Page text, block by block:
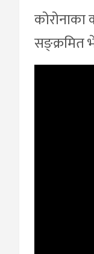
सङ्क्रमित